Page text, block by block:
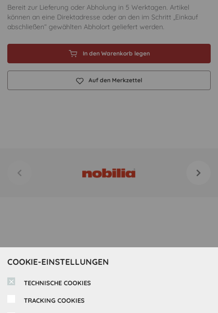
COOKIE-EINSTELLUNGEN
TECHNISCHE COOKIES
TRACKING COOKIES
Bereit zur Lieferung oder Abholung in 5 Werktagen. Artikel
können an eine Direktadresse oder an den im Schritt „Einkauf
abschließen“ gewählten Abholort geliefert werden.
In den Warenkorb legen
Auf den Merkzettel